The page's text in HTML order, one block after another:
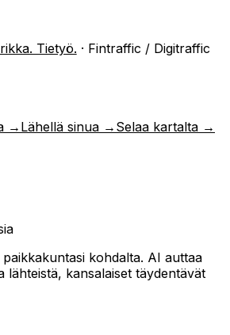
Tietyö. · Fintraffic / Digitraffic
→ Lähellä sinua → Selaa kartalta →
kohdalta. AI auttaa
lähteistä, kansalaiset täydentävät